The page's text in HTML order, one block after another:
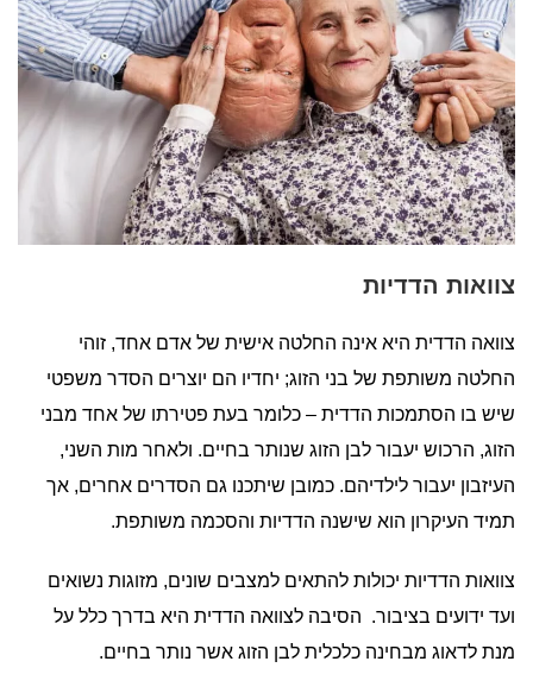
צוואות הדדיות
צוואה הדדית היא אינה החלטה אישית של אדם אחד, זוהי
החלטה משותפת של בני הזוג; יחדיו הם יוצרים הסדר משפטי
שיש בו הסתמכות הדדית – כלומר בעת פטירתו של אחד מבני
הזוג, הרכוש יעבור לבן הזוג שנותר בחיים. ולאחר מות השני,
העיזבון יעבור לילדיהם. כמובן שיתכנו גם הסדרים אחרים, אך
תמיד העיקרון הוא שישנה הדדיות והסכמה משותפת.
צוואות הדדיות יכולות להתאים למצבים שונים, מזוגות נשואים
ועד ידועים בציבור. הסיבה לצוואה הדדית היא בדרך כלל על
מנת לדאוג מבחינה כלכלית לבן הזוג אשר נותר בחיים.